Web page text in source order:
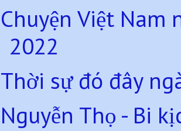
Chuyện Việt
2022
Thời sự đó đây
Nguyễn Thọ - Bi